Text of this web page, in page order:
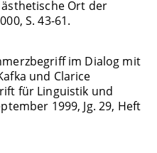
Ort der
S. 43-61.
im Dialog mit
und Clarice
für Linguistik und
1999, Jg. 29, Heft